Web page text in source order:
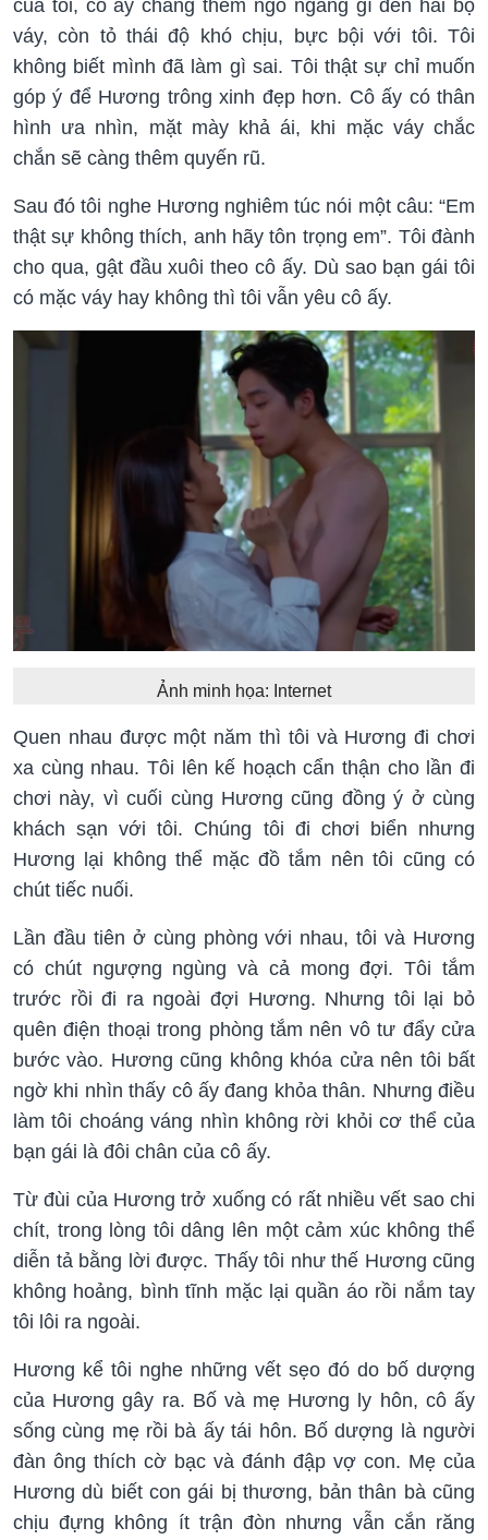
của tôi, cô ấy chẳng thèm ngó ngàng gì đến hai bộ
váy, còn tỏ thái độ khó chịu, bực bội với tôi. Tôi
không biết mình đã làm gì sai. Tôi thật sự chỉ muốn
góp ý để Hương trông xinh đẹp hơn. Cô ấy có thân
hình ưa nhìn, mặt mày khả ái, khi mặc váy chắc
chắn sẽ càng thêm quyến rũ.
Sau đó tôi nghe Hương nghiêm túc nói một câu: “Em
thật sự không thích, anh hãy tôn trọng em”. Tôi đành
cho qua, gật đầu xuôi theo cô ấy. Dù sao bạn gái tôi
có mặc váy hay không thì tôi vẫn yêu cô ấy.
Ảnh minh họa: Internet
Quen nhau được một năm thì tôi và Hương đi chơi
xa cùng nhau. Tôi lên kế hoạch cẩn thận cho lần đi
chơi này, vì cuối cùng Hương cũng đồng ý ở cùng
khách sạn với tôi. Chúng tôi đi chơi biển nhưng
Hương lại không thể mặc đồ tắm nên tôi cũng có
chút tiếc nuối.
Lần đầu tiên ở cùng phòng với nhau, tôi và Hương
có chút ngượng ngùng và cả mong đợi. Tôi tắm
trước rồi đi ra ngoài đợi Hương. Nhưng tôi lại bỏ
quên điện thoại trong phòng tắm nên vô tư đẩy cửa
bước vào. Hương cũng không khóa cửa nên tôi bất
ngờ khi nhìn thấy cô ấy đang khỏa thân. Nhưng điều
làm tôi choáng váng nhìn không rời khỏi cơ thể của
bạn gái là đôi chân của cô ấy.
Từ đùi của Hương trở xuống có rất nhiều vết sao chi
chít, trong lòng tôi dâng lên một cảm xúc không thể
diễn tả bằng lời được. Thấy tôi như thế Hương cũng
không hoảng, bình tĩnh mặc lại quần áo rồi nắm tay
tôi lôi ra ngoài.
Hương kể tôi nghe những vết sẹo đó do bố dượng
của Hương gây ra. Bố và mẹ Hương ly hôn, cô ấy
sống cùng mẹ rồi bà ấy tái hôn. Bố dượng là người
đàn ông thích cờ bạc và đánh đập vợ con. Mẹ của
Hương dù biết con gái bị thương, bản thân bà cũng
chịu đựng không ít trận đòn nhưng vẫn cắn răng